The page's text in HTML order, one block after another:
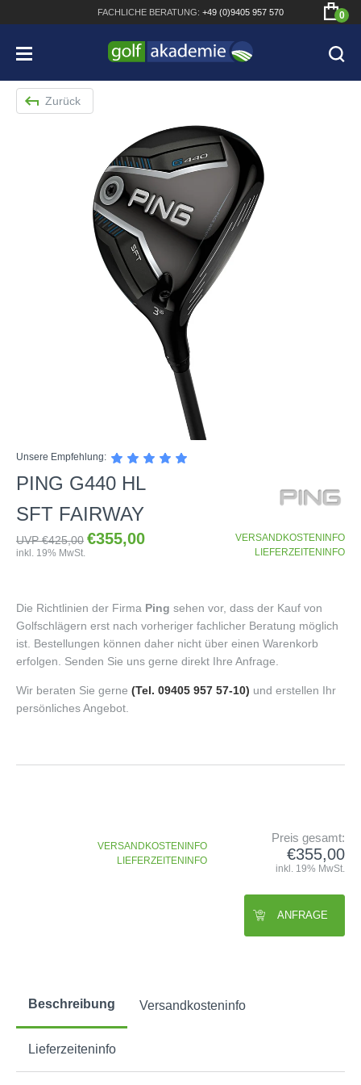
FACHLICHE BERATUNG: +49 (0)9405 957 570 0
Bridgestone JGR Driver 2018
Cobra King F8+ Driver
Titleist Pro V1x mit gratis Schriftaufdruck
Bennington Waterproof QO14 Sport Cartbag
DRIVER
FAIRWAYHÖLZER
EISENSÄTZE
DRIVING EISEN
PUTTER
KINDER GOLFSCHLÄGER
KOMPLETTSETS
DEMOSCHLÄGER
BAGS
CARTBAGS
STANDBAGS
TROLLIES
PUSH- & PULLTROLLIES
BÄLLE
DAMEN GOLFSCHUHE
KINDER GOLFSCHUHE
HERREN
DAMEN
CAPS
GÜRTEL & SOCKEN
HANDSCHUHE
HERREN GOLFHANDSCHUHE
DAMEN GOLFHANDSCHUHE
KINDER GOLFHANDSCHUHE
ZUBEHÖR
ENTFERNUNGSMESSER
REGENSCHIRME
HANDTÜCHER
TRAININGSHILFEN
KOMPONENTEN
GRIFFE
GUTSCHEINE
GUTSCHEINE
SALE
Zurück
Unsere Empfehlung:
PING G440 HL
SFT FAIRWAY
UVP €425,00 €355,00
inkl. 19% MwSt.
VERSANDKOSTENINFO
LIEFERZEITENINFO
Die Richtlinien der Firma Ping sehen vor, dass der Kauf von
Golfschlägern erst nach vorheriger fachlicher Beratung möglich
ist. Bestellungen können daher nicht über einen Warenkorb
erfolgen. Senden Sie uns gerne direkt Ihre Anfrage.
Wir beraten Sie gerne (Tel. 09405 957 57-10) und erstellen Ihr
persönliches Angebot.
VERSANDKOSTENINFO
LIEFERZEITENINFO
Preis gesamt:
€355,00
inkl. 19% MwSt.
ANFRAGE
Beschreibung Versandkosteninfo
Lieferzeiteninfo